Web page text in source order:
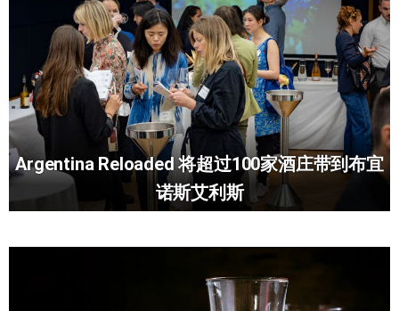
Argentina Reloaded 将超过100家酒庄带到布宜
诺斯艾利斯